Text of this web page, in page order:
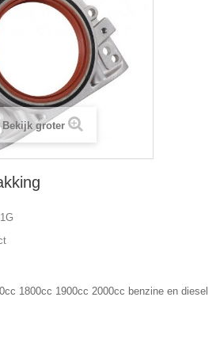
Bekijk groter
1800cc 1900cc 2000cc benzine en diesel